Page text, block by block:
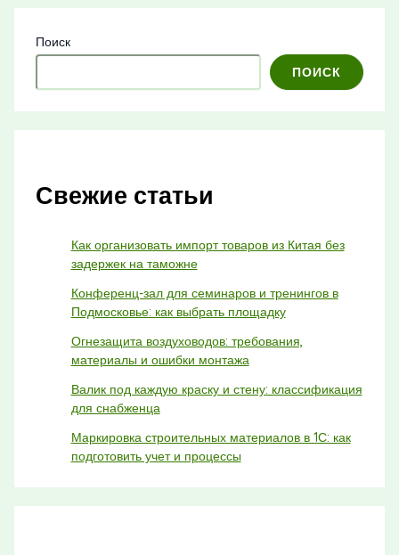
Поиск
ПОИСК
Свежие статьи
Как организовать импорт товаров из Китая без
задержек на таможне
Конференц-зал для семинаров и тренингов в
Подмосковье: как выбрать площадку
Огнезащита воздуховодов: требования,
материалы и ошибки монтажа
Валик под каждую краску и стену: классификация
для снабженца
Маркировка строительных материалов в 1С: как
подготовить учет и процессы